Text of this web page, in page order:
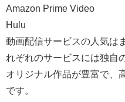
Amazon Prime Video
Hulu
動画配信サービスの人気は
れぞれのサービスには独自
オリジナル作品が豊富で、
です。